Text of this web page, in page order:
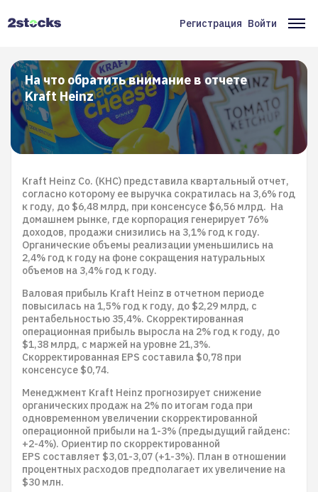
Меню
учётной
записи
пользователя
Регистрация Войти
На что обратить внимание в отчете
Kraft Heinz
Kraft Heinz Co. (KHC) представила квартальный отчет,
согласно которому ее выручка сократилась на 3,6% год
к году, до $6,48 млрд, при консенсусе $6,56 млрд. На
домашнем рынке, где корпорация генерирует 76%
доходов, продажи снизились на 3,1% год к году.
Органические объемы реализации уменьшились на
2,4% год к году на фоне сокращения натуральных
объемов на 3,4% год к году.
Валовая прибыль Kraft Heinz в отчетном периоде
повысилась на 1,5% год к году, до $2,29 млрд, с
рентабельностью 35,4%. Скорректированная
операционная прибыль выросла на 2% год к году, до
$1,38 млрд, с маржей на уровне 21,3%.
Скорректированная EPS составила $0,78 при
консенсусе $0,74.
Менеджмент Kraft Heinz прогнозирует снижение
органических продаж на 2% по итогам года при
одновременном увеличении скорректированной
операционной прибыли на 1-3% (предыдущий гайденс:
+2-4%). Ориентир по скорректированной
EPS составляет $3,01-3,07 (+1-3%). План в отношении
процентных расходов предполагает их увеличение на
$30 млн.